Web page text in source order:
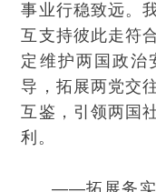
事业行稳致远。
互支持彼此走符
定维护两国政治
导，拓展两党交
互鉴，引领两国
利。
——拓展务实